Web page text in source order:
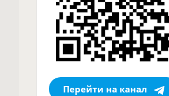
Перейти на канал